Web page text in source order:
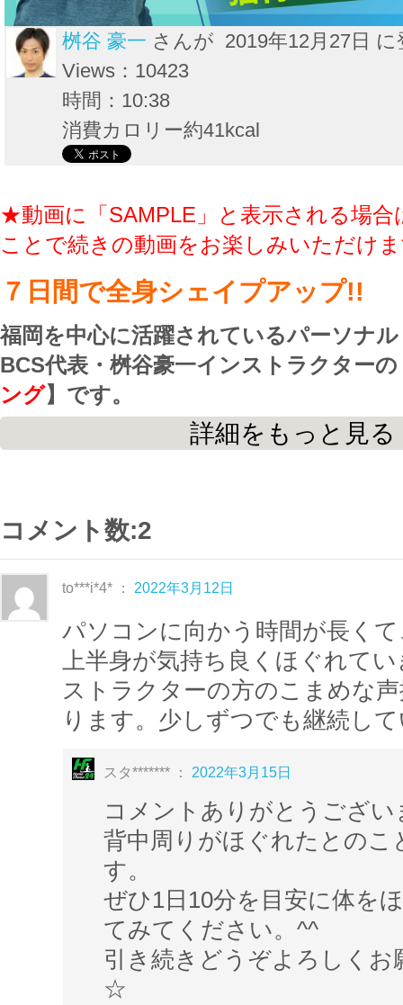
桝谷 豪一‎ さんが 2019年12月27日 に
Views：10423
時間：10:38
消費カロリー約41kcal
★動画に「SAMPLE」と表示される場合
ことで続きの動画をお楽しみいただけ
７日間で全身シェイプアップ!!
福岡を中心に活躍されているパーソナ
BCS代表・桝谷豪一インストラクターの
ング】です。
そんな時は、ボディメイクのスペシャ
トラクターと共にまずは、７日間！
継続できそうなら２週間、３週間～と
ていきましょう
７日間トレーニングでは、毎日違う部
ストレッチしていき
激する事で、筋肉を休ませながら
全身を効率よく鍛える事が出来ます。
１サイクルが７日間と短く、１日約１
ーニングなので
継続して行うのが苦手な方でも
と思いますよ☆
詳細をもっと見る
コメント数:2
to***i*4* ： 2022年3月12日
パソコンに向かう時間が長く
上半身が気持ち良くほぐれて
ストラクターの方のこまめな
ります。少しずつでも継続し
スタ******* ： 2022年3月15日
コメントありがとうござい
背中周りがほぐれたとのこ
す。
ぜひ1日10分を目安に体を
てみてください。^^
引き続きどうぞよろしくお
☆